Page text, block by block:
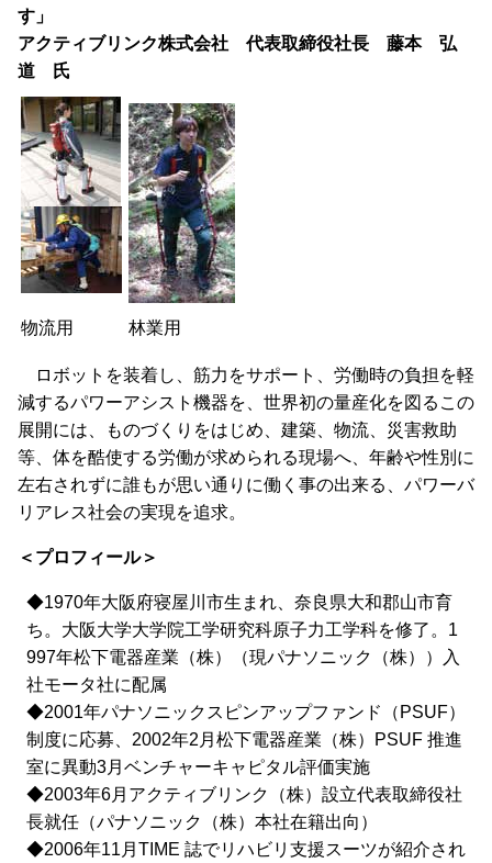
す」
アクティブリンク株式会社 代表取締役社長 藤本 弘
道 氏
物流用 林業用
ロボットを装着し、筋力をサポート、労働時の負担を軽
減するパワーアシスト機器を、世界初の量産化を図るこの
展開には、ものづくりをはじめ、建築、物流、災害救助
等、体を酷使する労働が求められる現場へ、年齢や性別に
左右されずに誰もが思い通りに働く事の出来る、パワーバ
リアレス社会の実現を追求。
＜プロフィール＞
◆1970年大阪府寝屋川市生まれ、奈良県大和郡山市育
ち。大阪大学大学院工学研究科原子力工学科を修了。1
997年松下電器産業（株）（現パナソニック（株））入
社モータ社に配属
◆2001年パナソニックスピンアップファンド（PSUF）
制度に応募、2002年2月松下電器産業（株）PSUF 推進
室に異動3月ベンチャーキャピタル評価実施
◆2003年6月アクティブリンク（株）設立代表取締役社
長就任（パナソニック（株）本社在籍出向）
◆2006年11月TIME 誌でリハビリ支援スーツが紹介され